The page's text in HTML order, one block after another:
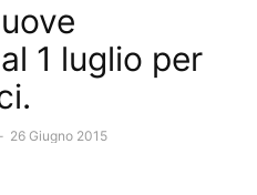
1 luglio per
- 26 Giugno 2015